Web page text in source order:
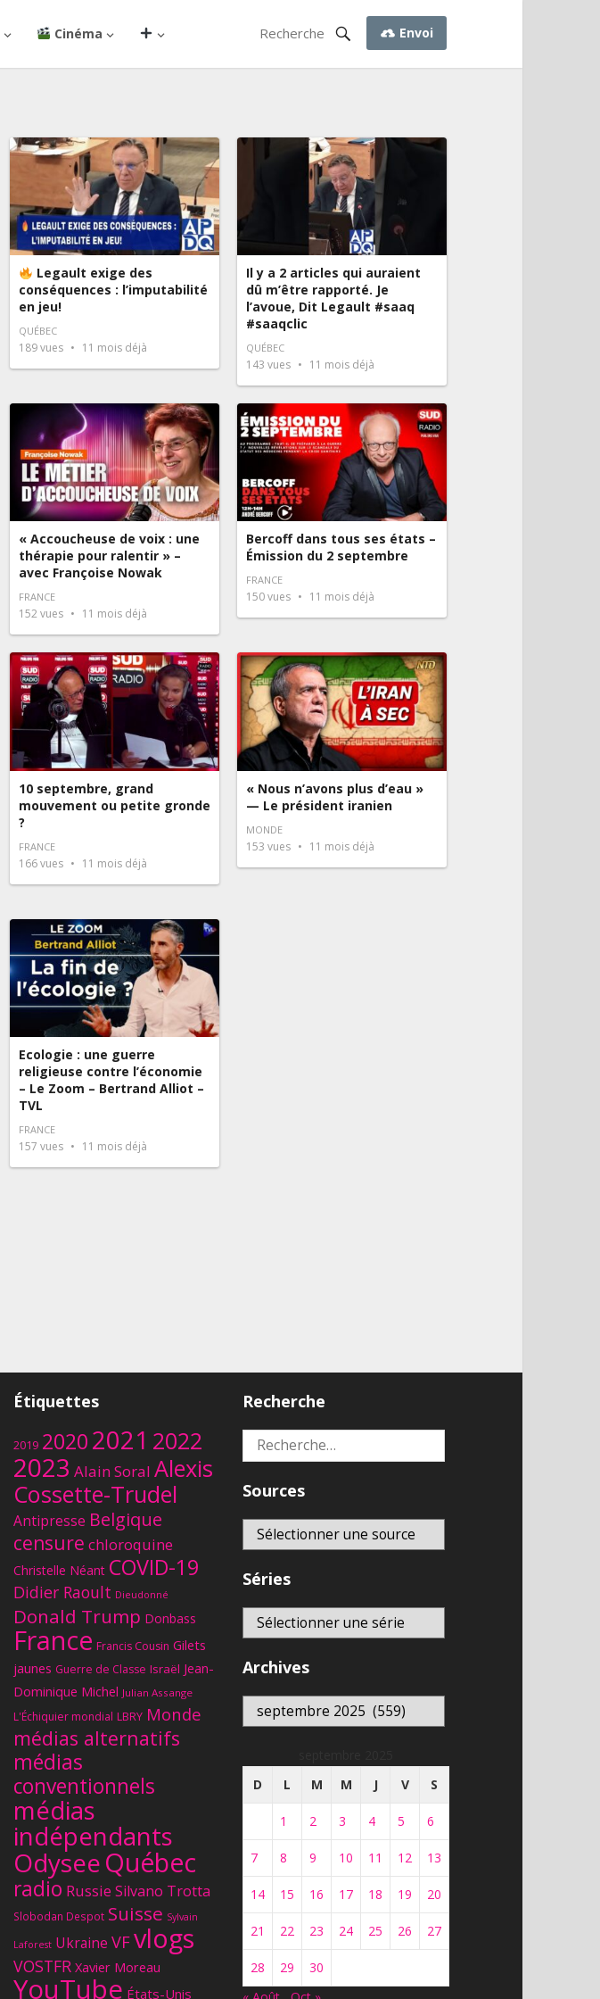
Cinéma Envoi
Legault exige des
conséquences : l’imputabilité
en jeu!
QUÉBEC
189vues 11 mois déjà
Il y a 2 articles qui auraient
dû m’être rapporté. Je
l’avoue, Dit Legault #saaq
#saaqclic
QUÉBEC
143 vues 11 mois déjà
« Accoucheuse de voix : une
thérapie pour ralentir » –
avec Françoise Nowak
FRANCE
152vues 11 mois déjà
Bercoff dans tous ses états –
Émission du 2 septembre
FRANCE
150vues 11 mois déjà
10 septembre, grand
mouvement ou petite gronde
?
FRANCE
166vues 11 mois déjà
« Nous n’avons plus d’eau »
— Le président iranien
MONDE
153 vues 11 mois déjà
Ecologie : une guerre
religieuse contre l’économie
– Le Zoom – Bertrand Alliot –
TVL
FRANCE
157 vues 11 mois déjà
Étiquettes
2019 20202021 2022
2023 Alain Soral Alexis
Cossette-Trudel
Antipresse Belgique
censure chloroquine
Christelle Néant COVID-19
Didier Raoult Dieudonné
Donald Trump Donbass
France Francis Cousin Gilets
jaunes Guerre de Classe Israël Jean-
Dominique Michel Julian Assange
L'Échiquier mondial LBRY Monde
médias alternatifs
médias
conventionnels
médias
indépendants
OdyseeQuébec
radio Russie Silvano Trotta
Slobodan Despot Suisse Sylvain
Laforest Ukraine VFvlogs
VOSTFR Xavier Moreau
YouTube États-Unis
Recherche
Rechercher :
Sources
Séries
Archives
Archives
D
L M M J V S
1 2 3 4 5 6
7 8 9 10 11 12 13
14 15 16 17 18 19 20
21 22 23 24 25 26 27
28 29
30